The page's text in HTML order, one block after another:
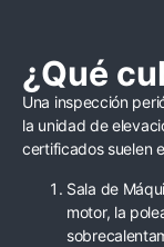
¿Qué
Una inspección
la unidad de
certificados suelen
Sala de
motor, la